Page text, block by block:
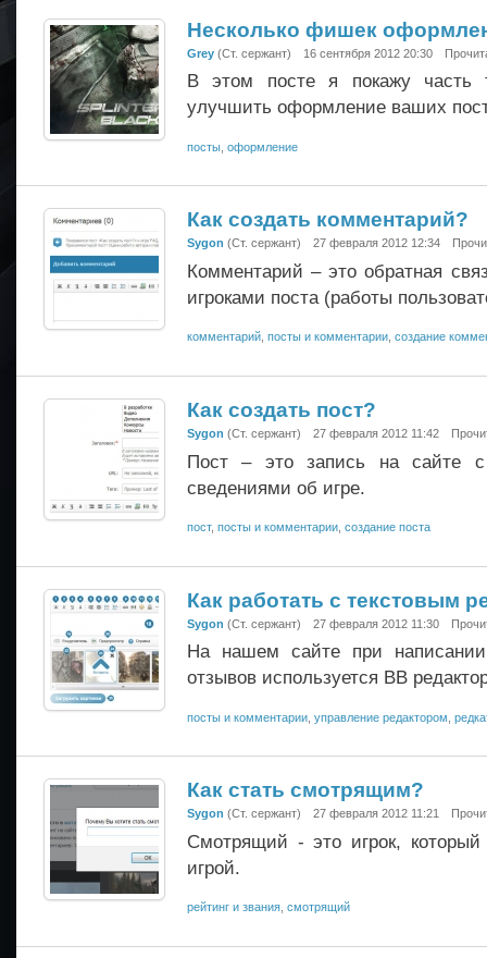
Несколько фишек
Grey (Ст. сержант) 16 сентября 2012 20:30
В этом посте я покажу часть
улучшить оформление ваших
посты оформление
Как создать комментарий?
Sygon (Ст. сержант) 27 февраля 2012 12:34
Комментарий – это обратная
игроками поста (работы
комментарий, посты и комментарии, создание
Как создать пост?
Sygon (Ст. сержант) 27 февраля 2012 11:42
Пост – это запись на сайте
сведениями об игре.
пост, посты и комментарии создание поста
Как работать с текстовым
Sygon (Ст. сержант) 27 февраля 2012 11:30
На нашем сайте при
отзывов используется BB
посты и комментарии управление редактором
Как стать смотрящим?
Sygon (Ст. сержант) 27 февраля 2012 11:21
Смотрящий - это игрок, который
игрой.
рейтинг и звания, смотрящий